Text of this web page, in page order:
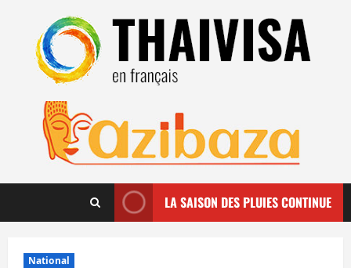
contenu
LA SAISON DES PLUIES CONTINUE
National